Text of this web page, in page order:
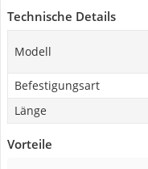
Technische Details
Modell
Befestigungsart
Länge
Vorteile